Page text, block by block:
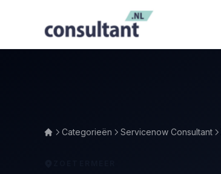
Categorieën Servicenow Consultant